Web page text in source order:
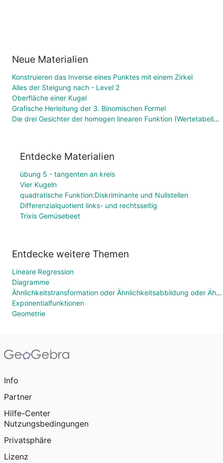
Neue Materialien
Konstruieren das Inverse eines Punktes mit einem Zirkel
Alles der Steigung nach - Level 2
Oberfläche einer Kugel
Grafische Herleitung der 3. Binomischen Formel
Die drei Gesichter der homogen linearen Funktion (Wertetabelle, Funktionsgleichung, Graph)
Entdecke Materialien
übung 5 - tangenten an kreis
Vier Kugeln
quadratische Funktion:Diskriminante und Nullstellen
Differenzialquotient links- und rechtsseitig
Trixis Gemüsebeet
Entdecke weitere Themen
Lineare Regression
Diagramme
Ähnlichkeitstransformation oder Ähnlichkeitsabbildung oder Ähnlichkeit
Exponentialfunktionen
Geometrie
Info
Partner
Hilfe-Center
Nutzungsbedingungen
Privatsphäre
Lizenz